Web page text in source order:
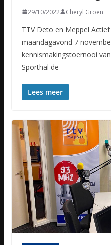
29/10/2022 Cheryl Groen
TTV Deto en Meppel
maandagavond 7
kennismakingstoernooi
Sporthal de
Lees meer